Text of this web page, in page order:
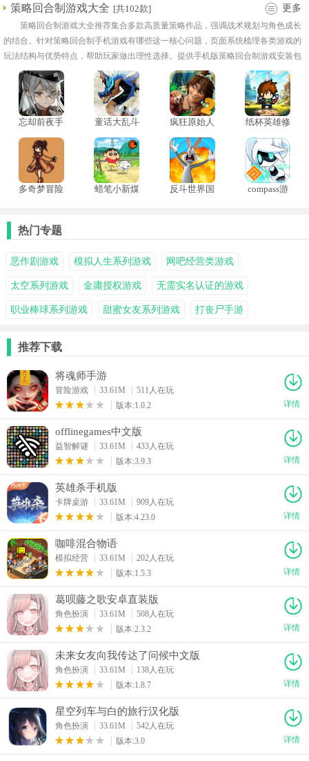
策略回合制游戏大全 [共102款] 更多
策略回合制游戏大全推荐集合多款高质量策略作品，强调战术规划与角色成长
的结合。针对策略回合制手机游戏有哪些这一核心问题，页面系统梳理各类游戏的
玩法结构与优势特点，帮助玩家做出理性选择。提供手机版策略回合制游戏安装包
下载渠道，安装便捷，让玩家在移动端轻松体验策略对战，通过合理布局与决策获
得更高成就感。
忘却前夜手
童话大乱斗
疯狂原始人
纸杯英雄修
多奇梦冒险
蜡笔小新煤
反斗世界国
compass游
热门专题
恶作剧游戏 模拟人生系列游戏 网吧经营类游戏
太空系列游戏 金庸授权游戏 无需实名认证的游戏
职业棒球系列游戏 甜蜜女友系列游戏 打丧尸手游
推荐下载
将魂师手游
冒险游戏 33.61M
511人在玩
版本:1.0.2
详情
offlinegames中文版
益智解谜 33.61M
433人在玩
版本:3.9.3
详情
英雄杀手机版
卡牌桌游 33.61M
909人在玩
版本:4.23.0
详情
咖啡混合物语
模拟经营 33.61M
202人在玩
版本:1.5.3
详情
葛呗藤之歌安卓直装版
角色扮演 33.61M
508人在玩
版本:2.3.2
详情
未来女友向我传达了问候中文版
角色扮演 33.61M
138人在玩
版本:1.8.7
详情
星空列车与白的旅行汉化版
角色扮演 33.61M
542人在玩
版本:3.0
详情